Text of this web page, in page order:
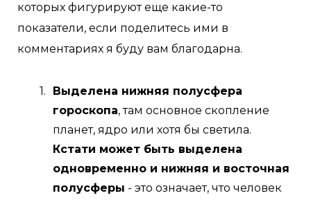
которых фигурируют еще какие-то
показатели, если поделитесь ими в
комментариях я буду вам благодарна.
Выделена нижняя полусфера
гороскопа, там основное скопление
планет, ядро или хотя бы светила.
Кстати может быть выделена
одновременно и нижняя и восточная
полусферы - это означает, что человек